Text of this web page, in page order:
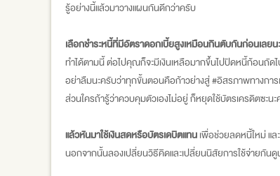
รู้อย่างนี้แล้วมาวางแผนกันดีกว่าครับ
เลือกชำระหนี้ที่มีอัตราดอกเบี้ยสูงเหมือนกินตับกันก่อนเลยน
ทำได้ตามนี้ ต่อไปคุณก็จะมีเงินเหลือมากขึ้นไปปิดหนี้ก้อนถัด
อย่าลืมนะครับว่าทุกขั้นตอนคือก้าวย่างสู่ #อิสรภาพทางการเ
ส่วนใครถ้ารู้ว่าควบคุมตัวเองไม่อยู่ ก็หยุดใช้บัตรเครดิตซะน
แล้วหันมาใช้เงินสดหรือบัตรเดบิตแทนเพื่อช่วยลดหนี้ใหม่ แล
นอกจากนั้นลองเปลี่ยนวิธีคิดและเปลี่ยนนิสัยการใช้จ่ายกันดู